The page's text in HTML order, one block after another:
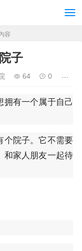
容
子
64 0
拥有一个属于自己
个院子。它不需要
和家人朋友一起待